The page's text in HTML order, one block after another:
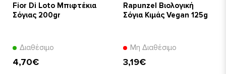
Fior Di Loto Μπιφτέκια
Σόγιας 200gr
Διαθέσιμο
4,70€
Rapunzel Βιολογική
Σόγια Κιμάς Vegan 125g
Μη Διαθέσιμο
3,19€